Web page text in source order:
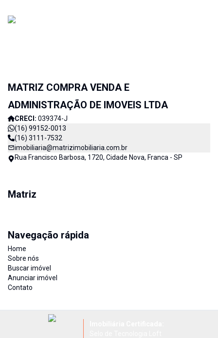
MATRIZ COMPRA VENDA E
ADMINISTRAÇÃO DE IMOVEIS LTDA
CRECI: 039374-J
(16) 99152-0013
(16) 3111-7532
imobiliaria@matrizimobiliaria.com.br
Rua Francisco Barbosa, 1720, Cidade Nova, Franca - SP
Matriz
Navegação rápida
Home
Sobre nós
Buscar imóvel
Anunciar imóvel
Contato